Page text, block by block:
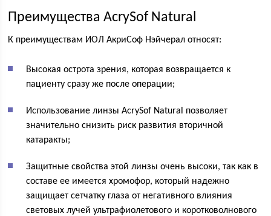
Преимущества AcrySof Natural
К преимуществам ИОЛ АкриСоф Нэйчерал относят:
Высокая острота зрения, которая возвращается к
пациенту сразу же после операции;
Использование линзы AcrySof Natural позволяет
значительно снизить риск развития вторичной
катаракты;
Защитные свойства этой линзы очень высоки, так как в
составе ее имеется хромофор, который надежно
защищает сетчатку глаза от негативного влияния
световых лучей ультрафиолетового и коротковолнового